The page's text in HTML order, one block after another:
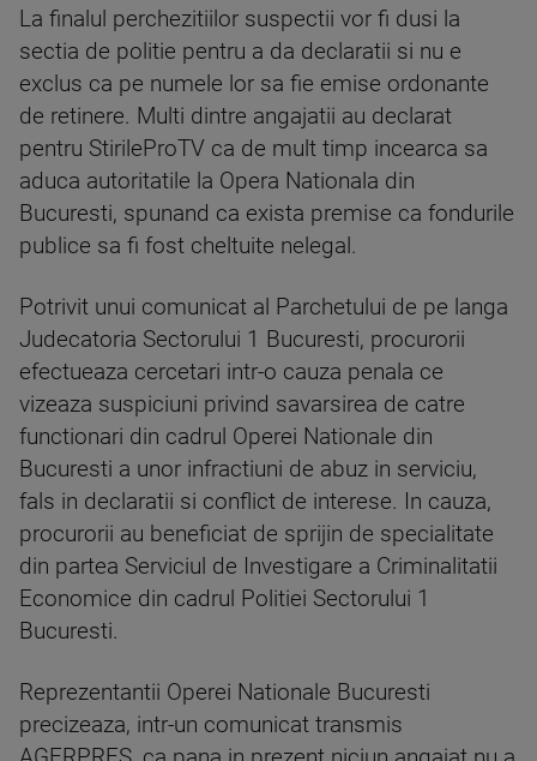
La finalul perchezitiilor suspectii vor fi dusi la
sectia de politie pentru a da declaratii si nu e
exclus ca pe numele lor sa fie emise ordonante
de retinere. Multi dintre angajatii au declarat
pentru StirileProTV ca de mult timp incearca sa
aduca autoritatile la Opera Nationala din
Bucuresti, spunand ca exista premise ca fondurile
publice sa fi fost cheltuite nelegal.
Potrivit unui comunicat al Parchetului de pe langa
Judecatoria Sectorului 1 Bucuresti, procurorii
efectueaza cercetari intr-o cauza penala ce
vizeaza suspiciuni privind savarsirea de catre
functionari din cadrul Operei Nationale din
Bucuresti a unor infractiuni de abuz in serviciu,
fals in declaratii si conflict de interese. In cauza,
procurorii au beneficiat de sprijin de specialitate
din partea Serviciul de Investigare a Criminalitatii
Economice din cadrul Politiei Sectorului 1
Bucuresti.
Reprezentantii Operei Nationale Bucuresti
precizeaza, intr-un comunicat transmis